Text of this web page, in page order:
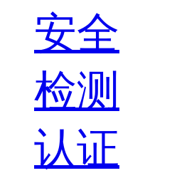
安全
检测
认证